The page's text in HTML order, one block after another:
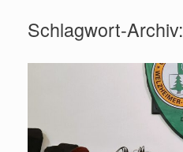
Schlagwort-Archiv: